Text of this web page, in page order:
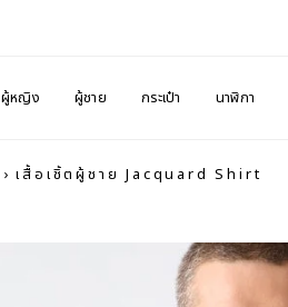
ผู้หญิง ผู้ชาย กระเป๋า นาฬิกา
› เสื้อเชิ้ตผู้ชาย Jacquard Shirt